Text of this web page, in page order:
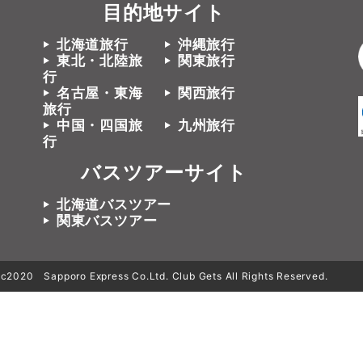
目的地サイト
北海道旅行
沖縄旅行
東北・北陸旅
行
関東旅行
名古屋・東海
旅行
関西旅行
中国・四国旅
行
九州旅行
バスツアーサイト
北海道バスツアー
関東バスツアー
c2020 Sapporo Express Co.Ltd. Club Gets All Rights Reserved.